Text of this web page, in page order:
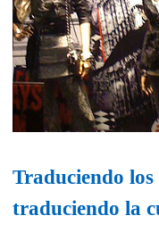
Traduciendo los
traduciendo la